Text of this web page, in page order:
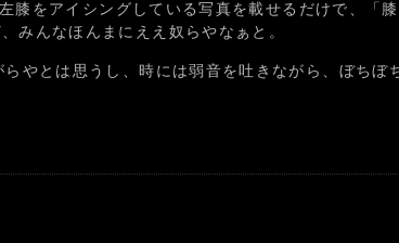
をアイシングしている写真を載せるだけで、「
みんなほんまにええ奴らやなぁと。
やとは思うし、時には弱音を吐きながら、ぼちぼ